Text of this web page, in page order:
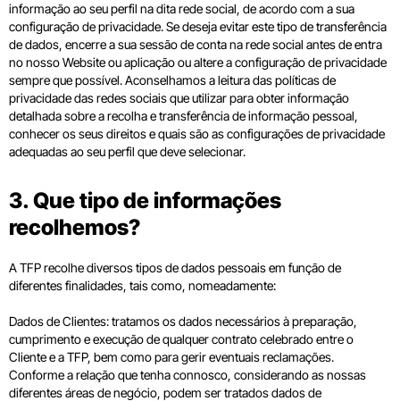
informação ao seu perfil na dita rede social, de acordo com a sua
configuração de privacidade. Se deseja evitar este tipo de transferência
de dados, encerre a sua sessão de conta na rede social antes de entra
no nosso Website ou aplicação ou altere a configuração de privacidade
sempre que possível. Aconselhamos a leitura das políticas de
privacidade das redes sociais que utilizar para obter informação
detalhada sobre a recolha e transferência de informação pessoal,
conhecer os seus direitos e quais são as configurações de privacidade
adequadas ao seu perfil que deve selecionar.
3. Que tipo de informações
recolhemos?
A TFP recolhe diversos tipos de dados pessoais em função de
diferentes finalidades, tais como, nomeadamente:
Dados de Clientes: tratamos os dados necessários à preparação,
cumprimento e execução de qualquer contrato celebrado entre o
Cliente e a TFP, bem como para gerir eventuais reclamações.
Conforme a relação que tenha connosco, considerando as nossas
diferentes áreas de negócio, podem ser tratados dados de